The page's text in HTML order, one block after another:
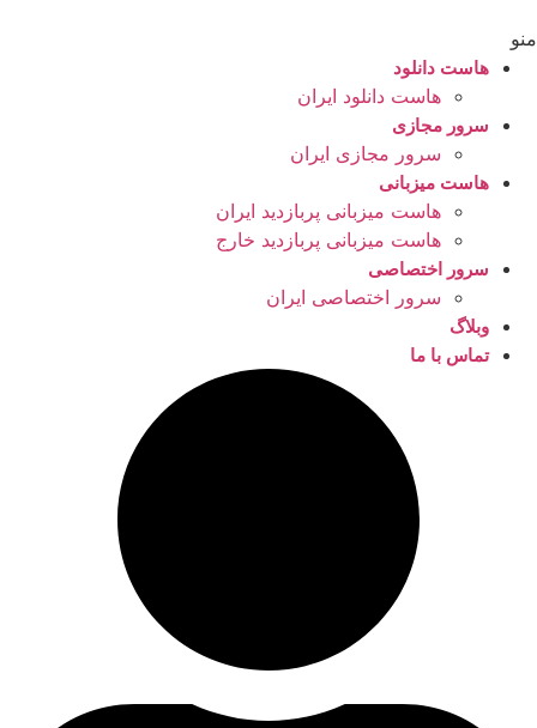
منو
هاست دانلود
هاست دانلود ایران
سرور مجازی
سرور مجازی ایران
هاست میزبانی
هاست میزبانی پربازدید ایران
هاست میزبانی پربازدید خارج
سرور اختصاصی
سرور اختصاصی ایران
وبلاگ
تماس با ما